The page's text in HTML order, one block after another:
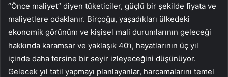
“Önce maliyet” diyen tüketiciler, güçlü bir şekilde fiyata ve
maliyetlere odaklanır. Birçoğu, yaşadıkları ülkedeki
ekonomik görünüm ve kişisel mali durumlarının geleceği
hakkında karamsar ve yaklaşık 40’ı, hayatlarının üç yıl
içinde daha tersine bir seyir izleyeceğini düşünüyor.
Gelecek yıl tatil yapmayı planlayanlar, harcamalarını temel